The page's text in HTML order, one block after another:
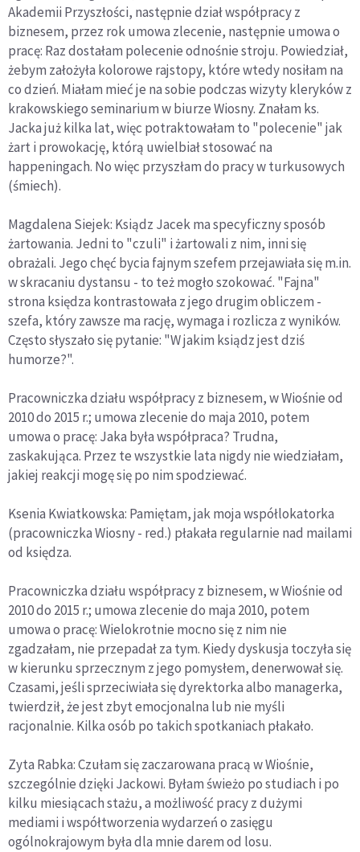
Akademii Przyszłości, następnie dział współpracy z
biznesem, przez rok umowa zlecenie, następnie umowa o
pracę: Raz dostałam polecenie odnośnie stroju. Powiedział,
żebym założyła kolorowe rajstopy, które wtedy nosiłam na
co dzień. Miałam mieć je na sobie podczas wizyty kleryków z
krakowskiego seminarium w biurze Wiosny. Znałam ks.
Jacka już kilka lat, więc potraktowałam to "polecenie" jak
żart i prowokację, którą uwielbiał stosować na
happeningach. No więc przyszłam do pracy w turkusowych
(śmiech).
Magdalena Siejek: Ksiądz Jacek ma specyficzny sposób
żartowania. Jedni to "czuli" i żartowali z nim, inni się
obrażali. Jego chęć bycia fajnym szefem przejawiała się m.in.
w skracaniu dystansu - to też mogło szokować. "Fajna"
strona księdza kontrastowała z jego drugim obliczem -
szefa, który zawsze ma rację, wymaga i rozlicza z wyników.
Często słyszało się pytanie: "W jakim ksiądz jest dziś
humorze?".
Pracowniczka działu współpracy z biznesem, w Wiośnie od
2010 do 2015 r.; umowa zlecenie do maja 2010, potem
umowa o pracę: Jaka była współpraca? Trudna,
zaskakująca. Przez te wszystkie lata nigdy nie wiedziałam,
jakiej reakcji mogę się po nim spodziewać.
Ksenia Kwiatkowska: Pamiętam, jak moja współlokatorka
(pracowniczka Wiosny - red.) płakała regularnie nad mailami
od księdza.
Pracowniczka działu współpracy z biznesem, w Wiośnie od
2010 do 2015 r.; umowa zlecenie do maja 2010, potem
umowa o pracę: Wielokrotnie mocno się z nim nie
zgadzałam, nie przepadał za tym. Kiedy dyskusja toczyła się
w kierunku sprzecznym z jego pomysłem, denerwował się.
Czasami, jeśli sprzeciwiała się dyrektorka albo managerka,
twierdził, że jest zbyt emocjonalna lub nie myśli
racjonalnie. Kilka osób po takich spotkaniach płakało.
Zyta Rabka: Czułam się zaczarowana pracą w Wiośnie,
szczególnie dzięki Jackowi. Byłam świeżo po studiach i po
kilku miesiącach stażu, a możliwość pracy z dużymi
mediami i współtworzenia wydarzeń o zasięgu
ogólnokrajowym była dla mnie darem od losu.